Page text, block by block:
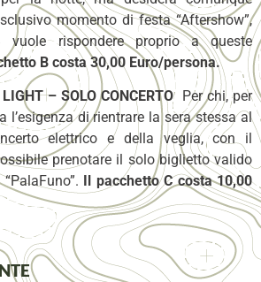
momento di festa “Aftershow”,
vuole rispondere proprio a queste
B costa 30,00 Euro/persona.
– SOLO CONCERTO Per chi, per
l’esigenza di rientrare la sera stessa al
elettrico e della veglia, con il
prenotare il solo biglietto valido
Il pacchetto C costa 10,00